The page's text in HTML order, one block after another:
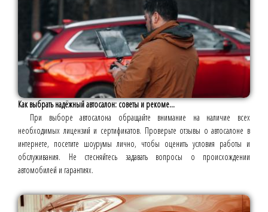
Как выбрать надёжный автосалон: советы и рекоме...
При выборе автосалона обращайте внимание на наличие всех
необходимых лицензий и сертификатов. Проверьте отзывы о автосалоне в
интернете, посетите шоурумы лично, чтобы оценить условия работы и
обслуживания. Не стесняйтесь задавать вопросы о происхождении
автомобилей и гарантиях.